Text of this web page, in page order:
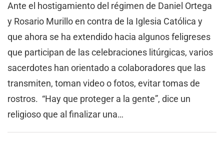
Ante el hostigamiento del régimen de Daniel Ortega
y Rosario Murillo en contra de la Iglesia Católica y
que ahora se ha extendido hacia algunos feligreses
que participan de las celebraciones litúrgicas, varios
sacerdotes han orientado a colaboradores que las
transmiten, toman video o fotos, evitar tomas de
rostros. “Hay que proteger a la gente”, dice un
religioso que al finalizar una…